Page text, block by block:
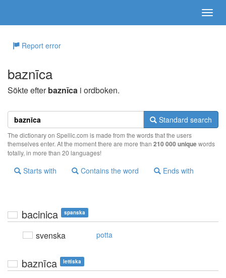
Report error
baznīca
Sökte efterbaznīca i ordboken.
Standard search
The dictionary on Spellic.com is made from the words that the users
themselves enter. At the moment there are more than 210 000 uniquewords
totally, in more than 20 languages!
Starts with Contains the word Ends with
bacinica spanska
svenska potta
baznīca lettiska